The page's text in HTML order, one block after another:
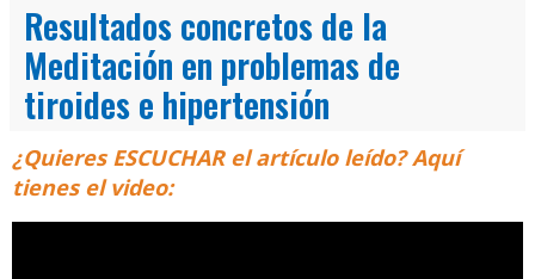
Resultados concretos de la
Meditación en problemas de
tiroides e hipertensión
¿Quieres ESCUCHAR el artículo leído? Aquí
tienes el video: